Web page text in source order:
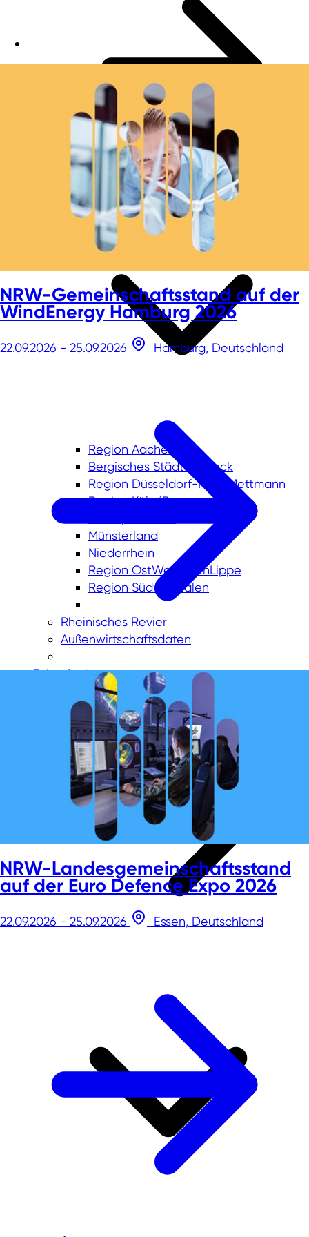
Region Aachen
Bergisches Städtedreieck
Region Düsseldorf-Kreis Mettmann
Region Köln/Bonn
Münsterland
Niederrhein
Region OstWestfalenLippe
Region Südwestfalen
Rheinisches Revier
Außenwirtschaftsdaten
Zukunftsthemen
NRW-Gemeinschaftsstand auf der
WindEnergy Hamburg 2026
22.09.2026 - 25.09.2026 Hamburg, Deutschland
NRW-Landesgemeinschaftsstand
auf der Euro Defence Expo 2026
22.09.2026 - 25.09.2026 Essen, Deutschland